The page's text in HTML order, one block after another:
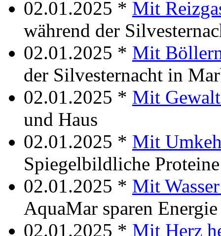
02.01.2025 * Mit
während der
02.01.2025 * Mit
der Silvesternacht in
02.01.2025 * Mit
und Haus
02.01.2025 * Mit
Spiegelbildliche
02.01.2025 * Mit
AquaMar sparen
02.01.2025 * Mit Herz